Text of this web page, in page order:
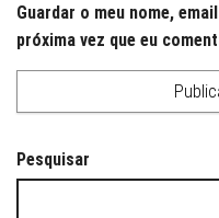
Guardar o meu nome,
próxima vez que eu
Pesquisar